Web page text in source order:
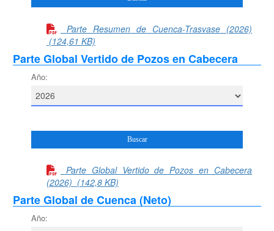
Parte Resumen de Cuenca-Trasvase (2026)
(124,61 KB)
Parte Global Vertido de Pozos en Cabecera
Año:
Parte Global Vertido de Pozos en Cabecera
(2026) (142,8 KB)
Parte Global de Cuenca (Neto)
Año: